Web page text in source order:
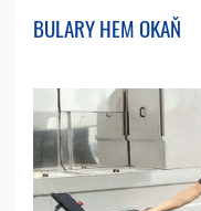
BULARY HEM OKAŇ